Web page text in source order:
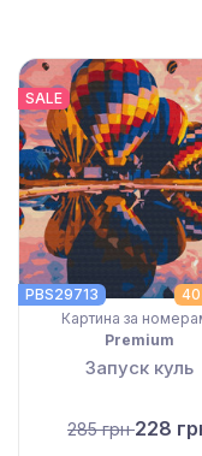
SALE
PBS29713
Картина за
Premium
Запуск куль
285 грн228